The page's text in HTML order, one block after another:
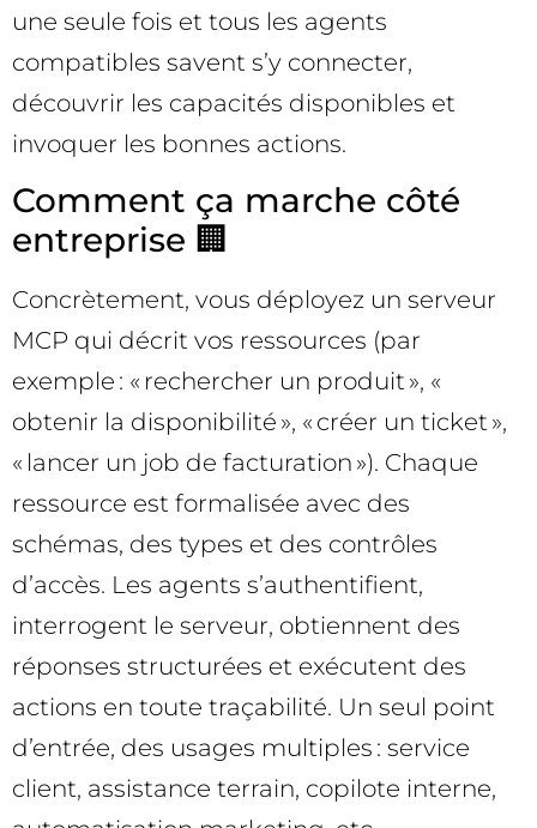
une seule fois et tous les agents
compatibles savent s’y connecter,
découvrir les capacités disponibles et
invoquer les bonnes actions.
Comment ça marche côté
entreprise 🏢
Concrètement, vous déployez un serveur
MCP qui décrit vos ressources (par
exemple : « rechercher un produit », «
obtenir la disponibilité », « créer un ticket »,
« lancer un job de facturation »). Chaque
ressource est formalisée avec des
schémas, des types et des contrôles
d’accès. Les agents s’authentifient,
interrogent le serveur, obtiennent des
réponses structurées et exécutent des
actions en toute traçabilité. Un seul point
d’entrée, des usages multiples : service
client, assistance terrain, copilote interne,